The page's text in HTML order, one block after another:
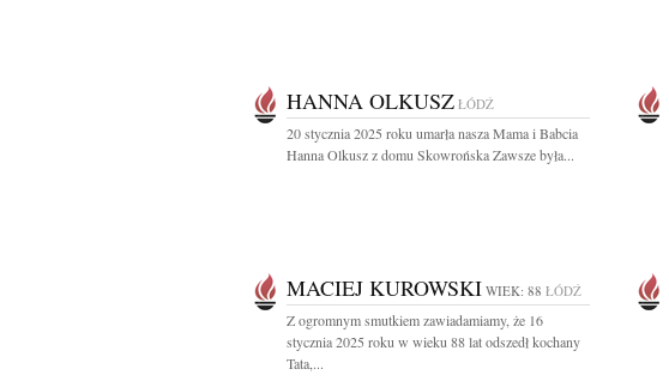
HANNA OLKUSZ ŁÓDŹ
20 stycznia 2025 roku umarła nasza Mama i Babcia
Hanna Olkusz z domu Skowrońska Zawsze była...
MACIEJ KUROWSKI WIEK: 88 ŁÓDŹ
Z ogromnym smutkiem zawiadamiamy, że 16
stycznia 2025 roku w wieku 88 lat odszedł kochany
Tata,...